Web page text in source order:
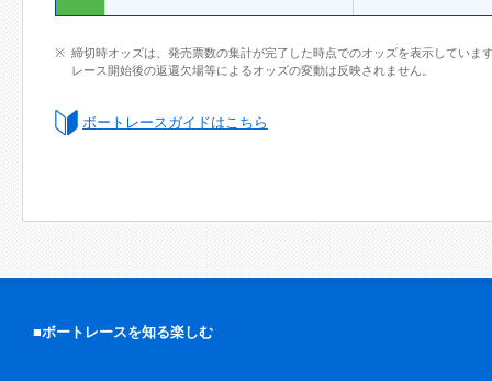
締切時オッズは、発売票数の集計が完了した時点でのオッズを表示していま
レース開始後の返還欠場等によるオッズの変動は反映されません。
ボートレースガイドはこちら
■ボートレースを知る楽しむ